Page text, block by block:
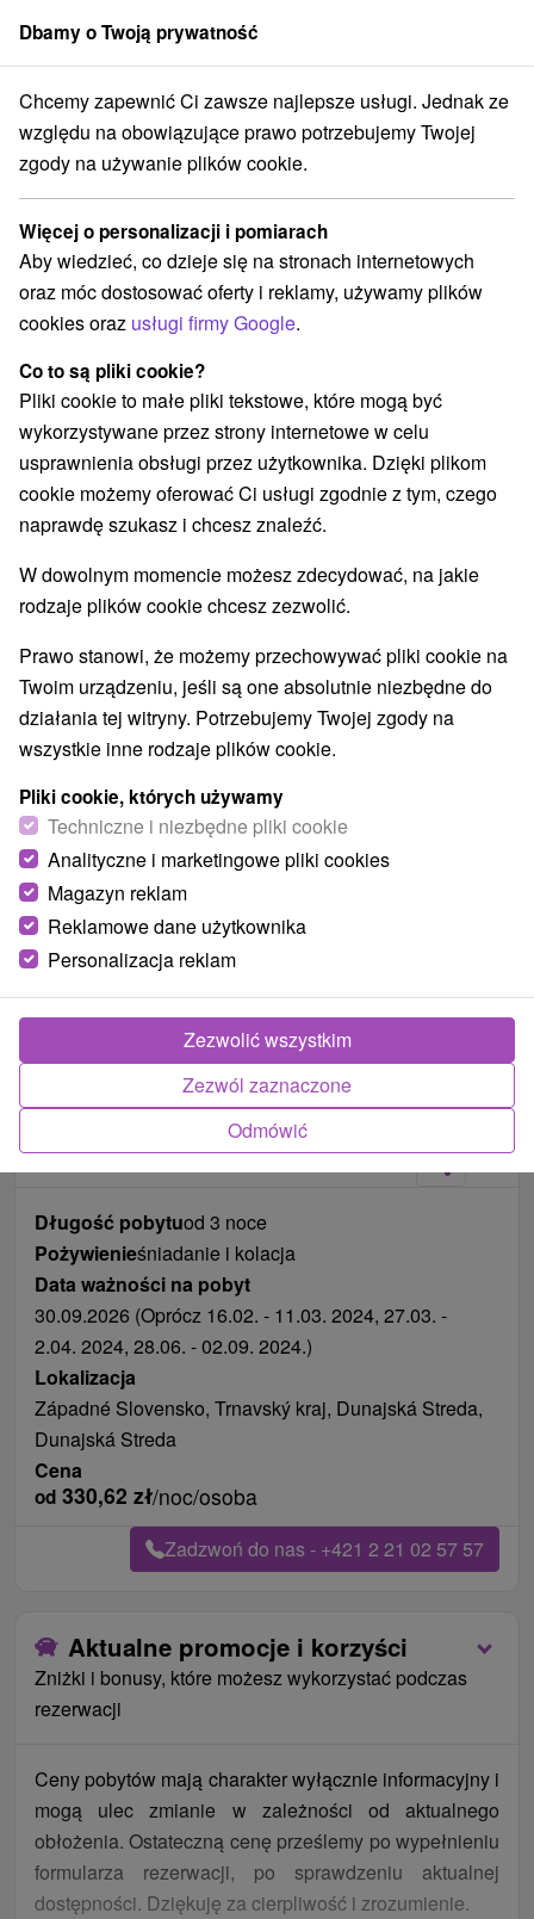
członek grupySorger
Streda Długi weekend bez limitu: Baseny, sauny i idealny relaks
Długi weekend bez limitu: Baseny,
sauny i idealny relaks
Hotel Therma Nea★★★ ★Dunajská Streda
Dunajská Streda
Wybierz datę
Przejdź do lokalizacji
9,0 doskonały·341 recenzji
Zdjęcia od klientów
Długość pobytuod 3 noce
Pożywienieśniadanie i kolacja
Data ważności na pobyt
30.09.2026 (Oprócz 16.02. - 11.03. 2024, 27.03. -
2.04. 2024, 28.06. - 02.09. 2024.)
Lokalizacja
Západné Slovensko, Trnavský kraj, Dunajská Streda,
Dunajská Streda
Cena
od 330,62 zł/noc/osoba
Zadzwoń do nas - +421 2 21 02 57 57
Aktualne promocje i korzyści
Zniżki i bonusy, które możesz wykorzystać podczas
rezerwacji
Ceny pobytów mają charakter wyłącznie informacyjny i
mogą ulec zmianie w zależności od aktualnego
obłożenia. Ostateczną cenę prześlemy po wypełnieniu
formularza rezerwacji, po sprawdzeniu aktualnej
dostępności. Dziękuję za cierpliwość i zrozumienie.
Dbamy o Twoją prywatność
Chcemy zapewnić Ci zawsze najlepsze usługi. Jednak ze
względu na obowiązujące prawo potrzebujemy Twojej
zgody na używanie plików cookie.
Więcej o personalizacji i pomiarach
Aby wiedzieć, co dzieje się na stronach internetowych
oraz móc dostosować oferty i reklamy, używamy plików
cookies oraz usługi firmy Google.
Co to są pliki cookie?
Pliki cookie to małe pliki tekstowe, które mogą być
wykorzystywane przez strony internetowe w celu
usprawnienia obsługi przez użytkownika. Dzięki plikom
cookie możemy oferować Ci usługi zgodnie z tym, czego
naprawdę szukasz i chcesz znaleźć.
W dowolnym momencie możesz zdecydować, na jakie
rodzaje plików cookie chcesz zezwolić.
Prawo stanowi, że możemy przechowywać pliki cookie na
Twoim urządzeniu, jeśli są one absolutnie niezbędne do
działania tej witryny. Potrzebujemy Twojej zgody na
wszystkie inne rodzaje plików cookie.
Pliki cookie, których używamy
Techniczne i niezbędne pliki cookie
Analityczne i marketingowe pliki cookies
Magazyn reklam
Reklamowe dane użytkownika
Personalizacja reklam
Odmówić
Zezwól zaznaczone
Zezwolić wszystkim